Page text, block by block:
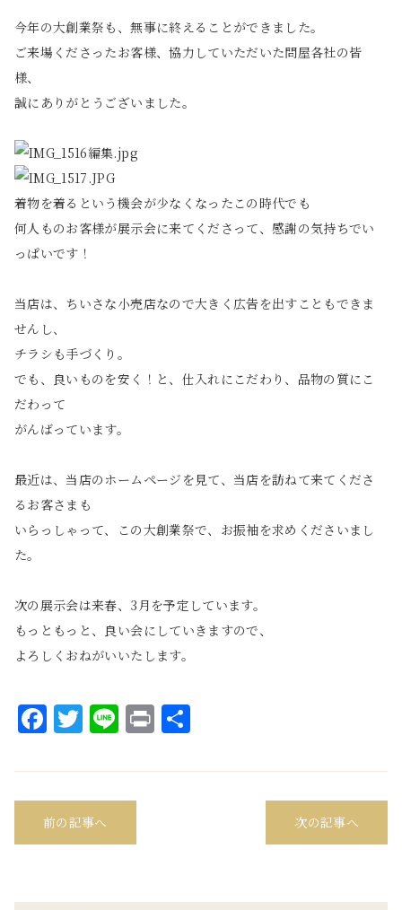
今年の大創業祭も、無事に終えることができました。
ご来場くださったお客様、協力していただいた問屋各社の皆
様、
誠にありがとうございました。
着物を着るという機会が少なくなったこの時代でも
何人ものお客様が展示会に来てくださって、感謝の気持ちでい
っぱいです！
当店は、ちいさな小売店なので大きく広告を出すこともできま
せんし、
チラシも手づくり。
でも、良いものを安く！と、仕入れにこだわり、品物の質にこ
だわって
がんばっています。
最近は、当店のホームページを見て、当店を訪ねて来てくださ
るお客さまも
いらっしゃって、この大創業祭で、お振袖を求めくださいまし
た。
次の展示会は来春、3月を予定しています。
もっともっと、良い会にしていきますので、
よろしくおねがいいたします。
Facebook
Twitter
LinePrint
前の記事へ 次の記事へ